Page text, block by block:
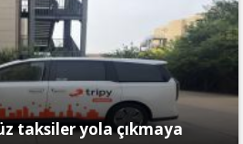
taksiler yola çıkmaya